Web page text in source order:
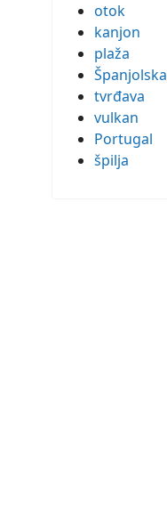
otok
kanjon
plaža
Španjolska
tvrđava
vulkan
Portugal
špilja